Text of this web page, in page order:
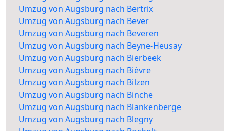
Umzug von Augsburg nach Bertrix
Umzug von Augsburg nach Bever
Umzug von Augsburg nach Beveren
Umzug von Augsburg nach Beyne-Heusay
Umzug von Augsburg nach Bierbeek
Umzug von Augsburg nach Bièvre
Umzug von Augsburg nach Bilzen
Umzug von Augsburg nach Binche
Umzug von Augsburg nach Blankenberge
Umzug von Augsburg nach Blegny